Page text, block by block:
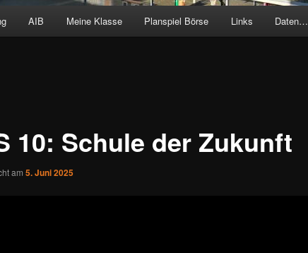
AIB Meine Klasse Planspiel Börse Links Daten…
10: Schule der Zukunft
am 5. Juni 2025